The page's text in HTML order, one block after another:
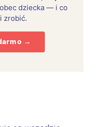
dziecka — i co
zrobić.
→